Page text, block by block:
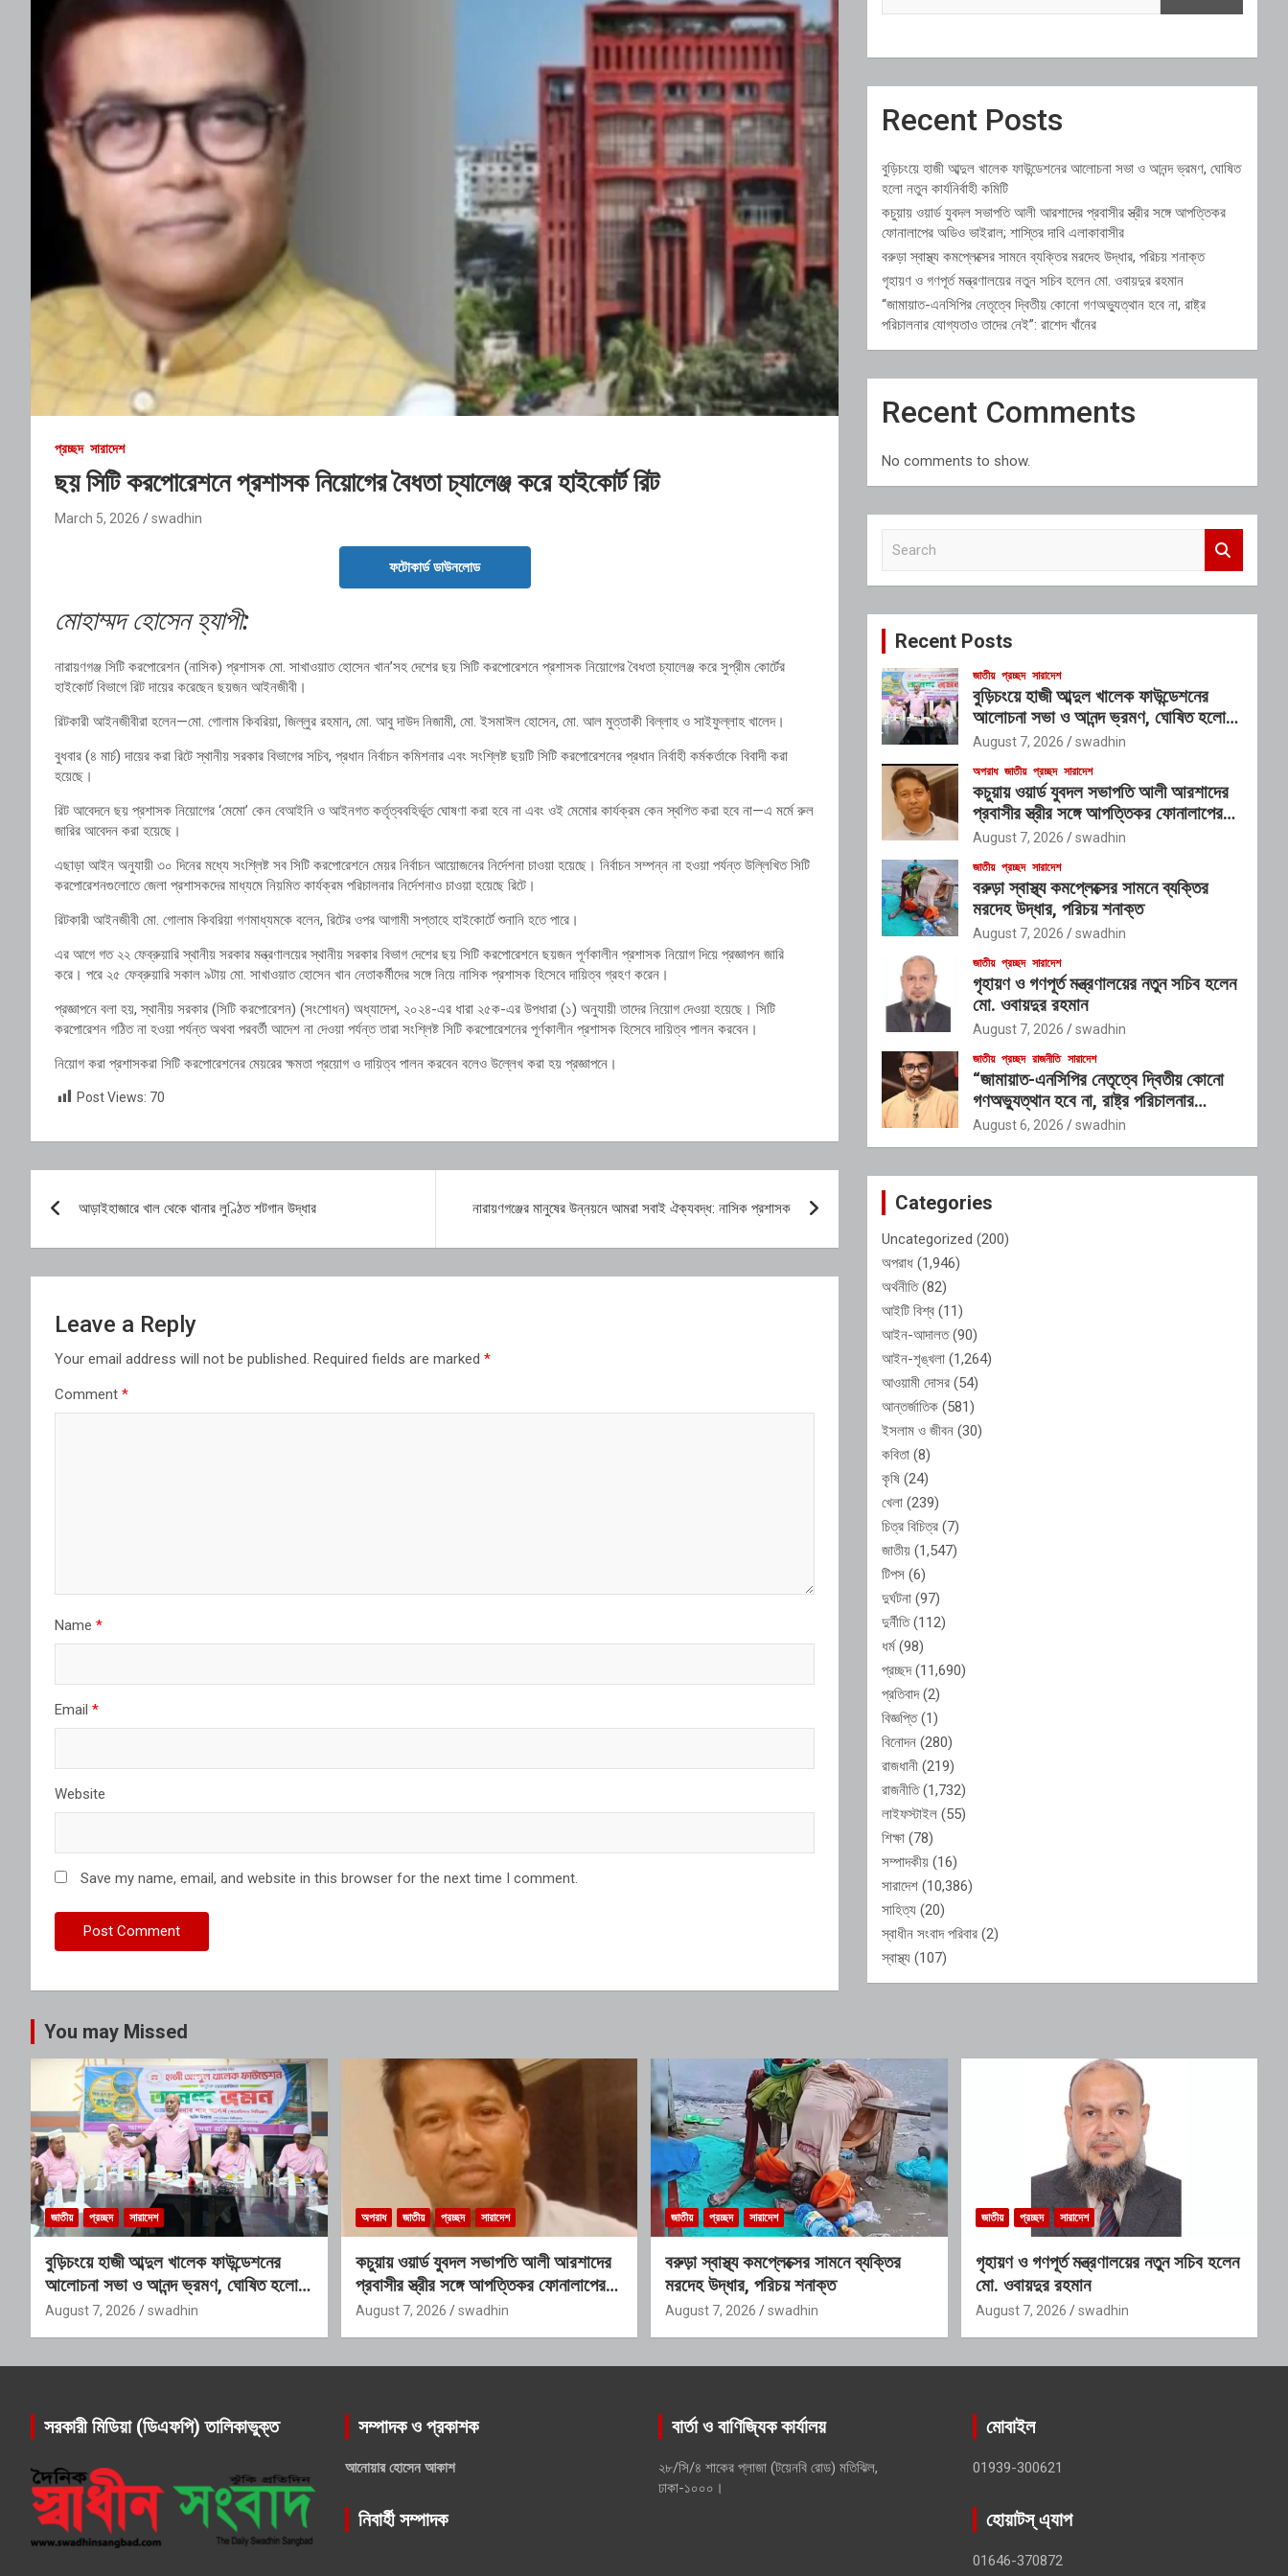
প্রচ্ছদ সারাদেশ
ছয় সিটি করপোরেশনে প্রশাসক নিয়োগের বৈধতা চ্যালেঞ্জ করে হাইকোর্ট রিট
March 5, 2026 swadhin
ফটোকার্ড ডাউনলোড
মোহাম্মদ হোসেন হ্যাপী:
নারায়ণগঞ্জ সিটি করপোরেশন (নাসিক) প্রশাসক মো. সাখাওয়াত হোসেন খান’সহ দেশের ছয় সিটি করপোরেশনে প্রশাসক নিয়োগের বৈধতা চ্যালেঞ্জ করে সুপ্রীম কোর্টের
হাইকোর্ট বিভাগে রিট দায়ের করেছেন ছয়জন আইনজীবী।
রিটকারী আইনজীবীরা হলেন—মো. গোলাম কিবরিয়া, জিল্লুর রহমান, মো. আবু দাউদ নিজামী, মো. ইসমাঈল হোসেন, মো. আল মুত্তাকী বিল্লাহ ও সাইফুল্লাহ খালেদ।
বুধবার (৪ মার্চ) দায়ের করা রিটে স্থানীয় সরকার বিভাগের সচিব, প্রধান নির্বাচন কমিশনার এবং সংশ্লিষ্ট ছয়টি সিটি করপোরেশনের প্রধান নির্বাহী কর্মকর্তাকে বিবাদী করা
হয়েছে।
রিট আবেদনে ছয় প্রশাসক নিয়োগের ‘মেমো’ কেন বেআইনি ও আইনগত কর্তৃত্ববহির্ভূত ঘোষণা করা হবে না এবং ওই মেমোর কার্যক্রম কেন স্থগিত করা হবে না—এ মর্মে রুল
জারির আবেদন করা হয়েছে।
এছাড়া আইন অনুযায়ী ৩০ দিনের মধ্যে সংশ্লিষ্ট সব সিটি করপোরেশনে মেয়র নির্বাচন আয়োজনের নির্দেশনা চাওয়া হয়েছে। নির্বাচন সম্পন্ন না হওয়া পর্যন্ত উল্লিখিত সিটি
করপোরেশনগুলোতে জেলা প্রশাসকদের মাধ্যমে নিয়মিত কার্যক্রম পরিচালনার নির্দেশনাও চাওয়া হয়েছে রিটে।
রিটকারী আইনজীবী মো. গোলাম কিবরিয়া গণমাধ্যমকে বলেন, রিটের ওপর আগামী সপ্তাহে হাইকোর্টে শুনানি হতে পারে।
এর আগে গত ২২ ফেব্রুয়ারি স্থানীয় সরকার মন্ত্রণালয়ের স্থানীয় সরকার বিভাগ দেশের ছয় সিটি করপোরেশনে ছয়জন পূর্ণকালীন প্রশাসক নিয়োগ দিয়ে প্রজ্ঞাপন জারি
করে। পরে ২৫ ফেব্রুয়ারি সকাল ৯টায় মো. সাখাওয়াত হোসেন খান নেতাকর্মীদের সঙ্গে নিয়ে নাসিক প্রশাসক হিসেবে দায়িত্ব গ্রহণ করেন।
প্রজ্ঞাপনে বলা হয়, স্থানীয় সরকার (সিটি করপোরেশন) (সংশোধন) অধ্যাদেশ, ২০২৪-এর ধারা ২৫ক-এর উপধারা (১) অনুযায়ী তাদের নিয়োগ দেওয়া হয়েছে। সিটি
করপোরেশন গঠিত না হওয়া পর্যন্ত অথবা পরবর্তী আদেশ না দেওয়া পর্যন্ত তারা সংশ্লিষ্ট সিটি করপোরেশনের পূর্ণকালীন প্রশাসক হিসেবে দায়িত্ব পালন করবেন।
নিয়োগ করা প্রশাসকরা সিটি করপোরেশনের মেয়রের ক্ষমতা প্রয়োগ ও দায়িত্ব পালন করবেন বলেও উল্লেখ করা হয় প্রজ্ঞাপনে।
Post Views: 70
navigation
আড়াইহাজারে খাল থেকে থানার লুণ্ঠিত শটগান উদ্ধার নারায়ণগঞ্জের মানুষের উন্নয়নে আমরা সবাই ঐক্যবদ্ধ: নাসিক প্রশাসক
Leave a Reply
Your email address will not be published. Required fields are marked *
Comment *
Name *
Email *
Website
Save my name, email, and website in this browser for the next time I comment.
Recent Posts
বুড়িচংয়ে হাজী আব্দুল খালেক ফাউন্ডেশনের আলোচনা সভা ও আনন্দ ভ্রমণ, ঘোষিত
হলো নতুন কার্যনির্বাহী কমিটি
কচুয়ায় ওয়ার্ড যুবদল সভাপতি আলী আরশাদের প্রবাসীর স্ত্রীর সঙ্গে আপত্তিকর
ফোনালাপের অডিও ভাইরাল; শাস্তির দাবি এলাকাবাসীর
বরুড়া স্বাস্থ্য কমপ্লেক্সের সামনে ব্যক্তির মরদেহ উদ্ধার, পরিচয় শনাক্ত
গৃহায়ণ ও গণপূর্ত মন্ত্রণালয়ের নতুন সচিব হলেন মো. ওবায়দুর রহমান
“জামায়াত-এনসিপির নেতৃত্বে দ্বিতীয় কোনো গণঅভ্যুত্থান হবে না, রাষ্ট্র
পরিচালনার যোগ্যতাও তাদের নেই”: রাশেদ খাঁনের
Recent Comments
No comments to show.
c
Recent Posts
জাতীয় প্রচ্ছদ সারাদেশ
বুড়িচংয়ে হাজী আব্দুল খালেক ফাউন্ডেশনের
আলোচনা সভা ও আনন্দ ভ্রমণ, ঘোষিত হলো
নতুন কার্যনির্বাহী কমিটি
August 7, 2026 swadhin
অপরাধ জাতীয় প্রচ্ছদ সারাদেশ
কচুয়ায় ওয়ার্ড যুবদল সভাপতি আলী আরশাদের
প্রবাসীর স্ত্রীর সঙ্গে আপত্তিকর ফোনালাপের
অডিও ভাইরাল; শাস্তির দাবি এলাকাবাসীর
August 7, 2026 swadhin
জাতীয় প্রচ্ছদ সারাদেশ
বরুড়া স্বাস্থ্য কমপ্লেক্সের সামনে ব্যক্তির
মরদেহ উদ্ধার, পরিচয় শনাক্ত
August 7, 2026 swadhin
জাতীয় প্রচ্ছদ সারাদেশ
গৃহায়ণ ও গণপূর্ত মন্ত্রণালয়ের নতুন সচিব হলেন
মো. ওবায়দুর রহমান
August 7, 2026 swadhin
জাতীয় প্রচ্ছদ রাজনীতি সারাদেশ
“জামায়াত-এনসিপির নেতৃত্বে দ্বিতীয় কোনো
গণঅভ্যুত্থান হবে না, রাষ্ট্র পরিচালনার
যোগ্যতাও তাদের নেই”: রাশেদ খাঁনের
August 6, 2026 swadhin
Categories
Uncategorized (200)
অপরাধ (1,946)
অর্থনীতি(82)
আইটি বিশ্ব (11)
আইন-আদালত(90)
আইন-শৃঙ্খলা (1,264)
আওয়ামী দোসর (54)
আন্তর্জাতিক (581)
ইসলাম ও জীবন (30)
কবিতা (8)
কৃষি (24)
খেলা (239)
চিত্র বিচিত্র (7)
জাতীয় (1,547)
টিপস (6)
দুর্ঘটনা (97)
দুর্নীতি(112)
ধর্ম(98)
প্রচ্ছদ(11,690)
প্রতিবাদ(2)
বিজ্ঞপ্তি(1)
বিনোদন (280)
রাজধানী (219)
রাজনীতি(1,732)
লাইফস্টাইল (55)
শিক্ষা (78)
সম্পাদকীয় (16)
সারাদেশ (10,386)
সাহিত্য (20)
স্বাধীন সংবাদ পরিবার (2)
স্বাস্থ্য (107)
You may Missed
জাতীয় প্রচ্ছদ সারাদেশ
বুড়িচংয়ে হাজী আব্দুল খালেক ফাউন্ডেশনের
আলোচনা সভা ও আনন্দ ভ্রমণ, ঘোষিত হলো
নতুন কার্যনির্বাহী কমিটি
August 7, 2026 swadhin
অপরাধ জাতীয় প্রচ্ছদ সারাদেশ
কচুয়ায় ওয়ার্ড যুবদল সভাপতি আলী আরশাদের
প্রবাসীর স্ত্রীর সঙ্গে আপত্তিকর ফোনালাপের
অডিও ভাইরাল; শাস্তির দাবি এলাকাবাসীর
August 7, 2026 swadhin
জাতীয় প্রচ্ছদ সারাদেশ
বরুড়া স্বাস্থ্য কমপ্লেক্সের সামনে ব্যক্তির
মরদেহ উদ্ধার, পরিচয় শনাক্ত
August 7, 2026 swadhin
জাতীয় প্রচ্ছদ সারাদেশ
গৃহায়ণ ও গণপূর্ত মন্ত্রণালয়ের নতুন সচিব হলেন
মো. ওবায়দুর রহমান
August 7, 2026 swadhin
সরকারী মিডিয়া (ডিএফপি) তালিকাভুক্ত সম্পাদক ও প্রকাশক
আনোয়ার হোসেন আকাশ
নিবার্হী সম্পাদক
বার্তা ও বাণিজ্যিক কার্যালয়
২৮/সি/৪ শাকের প্লাজা (টয়েনবি রোড) মতিঝিল,
ঢাকা-১০০০।
মোবাইল
01939-300621
হোয়াটস্ এ্যাপ
01646-370872